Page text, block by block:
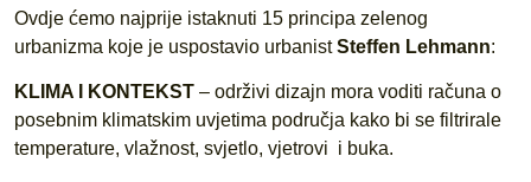
Ovdje ćemo najprije istaknuti 15 principa zelenog
urbanizma koje je uspostavio urbanistSteffen Lehmann:
KLIMA I KONTEKST – održivi dizajn mora voditi računa o
posebnim klimatskim uvjetima područja kako bi se filtrirale
temperature, vlažnost, svjetlo, vjetrovi i buka.